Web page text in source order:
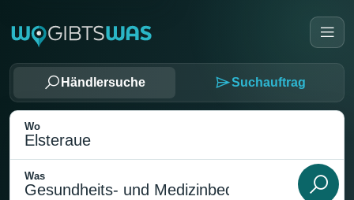
Händlersuche Suchauftrag
Wo
Was